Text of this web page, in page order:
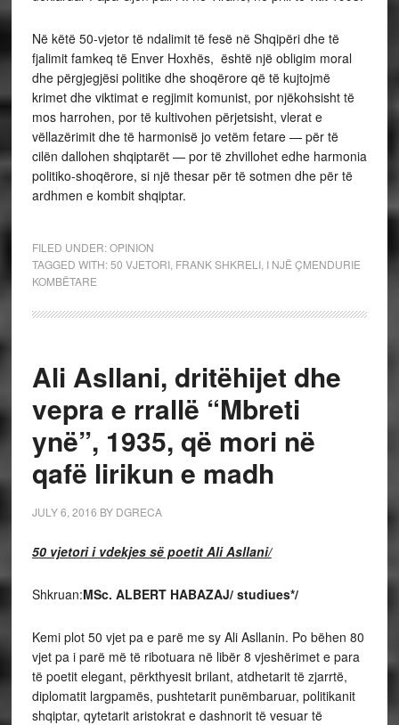
Në këtë 50-vjetor të ndalimit të fesë në Shqipëri dhe të
fjalimit famkeq të Enver Hoxhës, është një obligim moral
dhe përgjegjësi politike dhe shoqërore që të kujtojmë
krimet dhe viktimat e regjimit komunist, por njëkohsisht të
mos harrohen, por të kultivohen përjetsisht, vlerat e
vëllazërimit dhe të harmonisë jo vetëm fetare — për të
cilën dallohen shqiptarët — por të zhvillohet edhe harmonia
politiko-shoqërore, si një thesar për të sotmen dhe për të
ardhmen e kombit shqiptar.
FILED UNDER:OPINION
TAGGED WITH:50 VJETORI, FRANK SHKRELI, I NJË ÇMENDURIE
KOMBËTARE
Ali Asllani, dritëhijet dhe
vepra e rrallë “Mbreti
ynë”, 1935, që mori në
qafë lirikun e madh
JULY 6, 2016 BY DGRECA
50 vjetori i vdekjes së poetit Ali Asllani/
Shkruan:MSc. ALBERT HABAZAJ/ studiues*/
Kemi plot 50 vjet pa e parë me sy Ali Asllanin. Po bëhen 80
vjet pa i parë më të ribotuara në libër 8 vjeshërimet e para
të poetit elegant, përkthyesit brilant, atdhetarit të zjarrtë,
diplomatit largpamës, pushtetarit punëmbaruar, politikanit
shqiptar, qytetarit aristokrat e dashnorit të vesuar të